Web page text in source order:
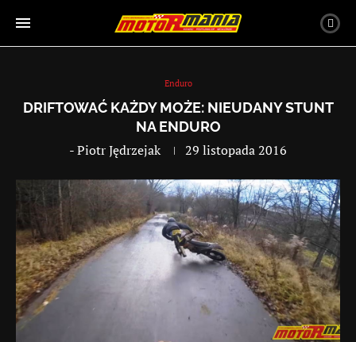
Enduro
DRIFTOWAĆ KAŻDY MOŻE: NIEUDANY STUNT
NA ENDURO
-Piotr Jędrzejak 29 listopada 2016